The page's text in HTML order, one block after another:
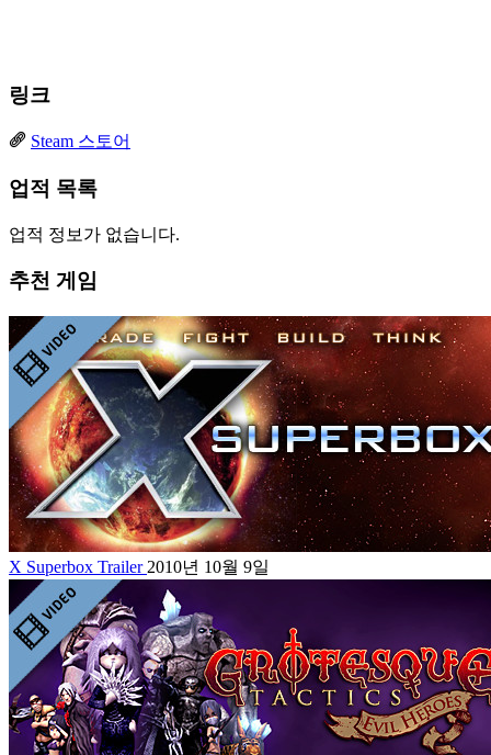
링크
Steam 스토어
업적 목록
업적 정보가 없습니다.
추천 게임
X Superbox Trailer 2010년 10월 9일